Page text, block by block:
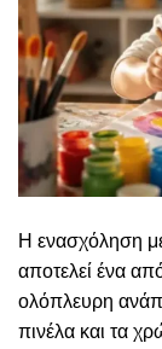
Η ενασχόληση
αποτελεί ένα
ολόπλευρη
πινέλα και τα